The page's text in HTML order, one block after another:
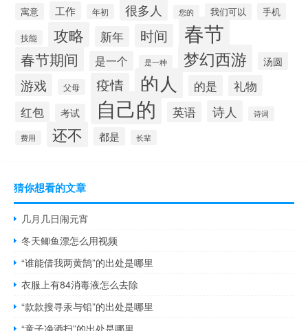
寓意 工作 年初 很多人 您的 我们可以 手机
技能 攻略 新年 时间 春节
春节期间 是一个 是一种 梦幻西游 汤圆
游戏 父母 疫情 的人 的是 礼物
红包 考试 自己的 英语 诗人 诗词
费用 还不 都是 长辈
猜你想看的文章
几月几日闹元宵
冬天鲫鱼漂怎么用视频
“谁能借我两黄鹄”的出处是哪里
衣服上有84消毒液怎么去除
“款款搜寻汞与铅”的出处是哪里
“童子净洒扫”的出处是哪里